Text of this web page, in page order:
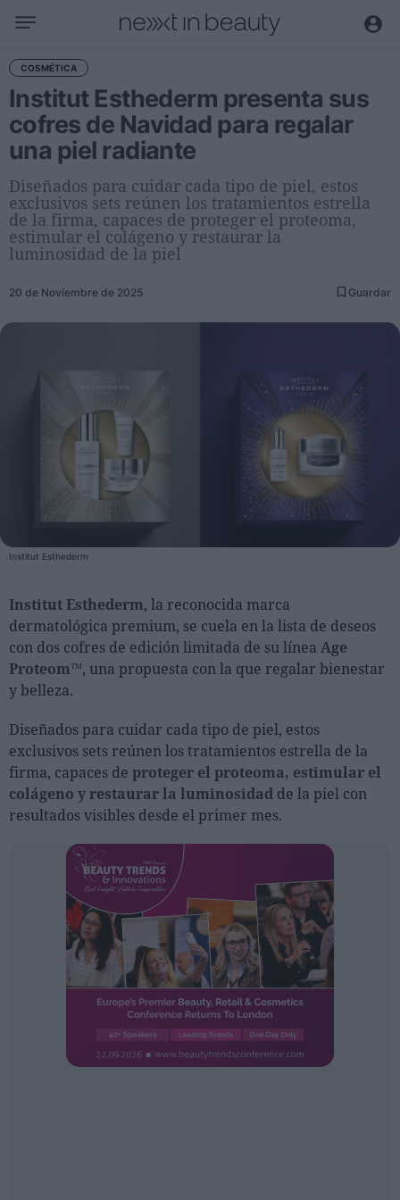
Negocio
Editorial
Actualidad
Economía y sector
Nombramientos
Entrevistas a directivos
Tendencias
Moda y Lujo
Perfumería
Salud
Moda
Eventos
Agenda de actividades
Ferias sectoriales
Registrarse
INICIAR SESIÓN
EN
COSMÉTICA
Institut Esthederm presenta sus
cofres de Navidad para regalar
una piel radiante
Diseñados para cuidar cada tipo de piel, estos
exclusivos sets reúnen los tratamientos estrella
de la firma, capaces de proteger el proteoma,
estimular el colágeno y restaurar la
luminosidad de la piel
20 de Noviembre de 2025 Guardar
Institut Esthederm
Institut Esthederm, la reconocida marca
dermatológica premium, se cuela en la lista de deseos
con dos cofres de edición limitada de su línea Age
Proteom™, una propuesta con la que regalar bienestar
y belleza.
Diseñados para cuidar cada tipo de piel, estos
exclusivos sets reúnen los tratamientos estrella de la
firma, capaces de proteger el proteoma, estimular el
colágeno y restaurar la luminosidad de la piel con
resultados visibles desde el primer mes.